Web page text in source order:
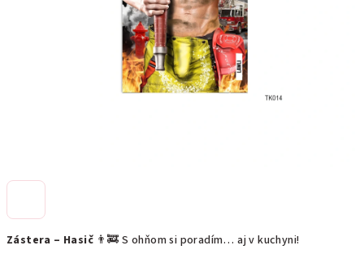
Zástera – Hasič 👨‍🚒 S ohňom si poradím… aj v kuchyni!